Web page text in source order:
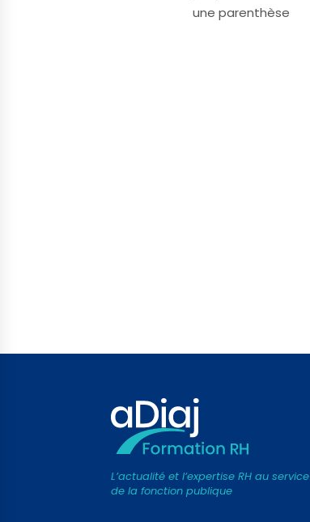
une parenthèse
L’actualité et l’expertise RH au service
de la fonction publique